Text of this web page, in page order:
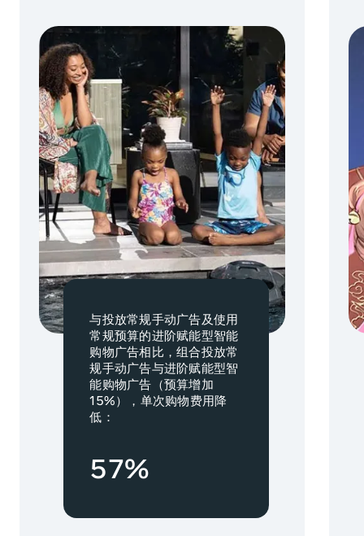
与投放常规手动广告及使用
常规预算的进阶赋能型智能
购物广告相比，组合投放常
规手动广告与进阶赋能型智
能购物广告（预算增加
15%），单次购物费用降
低：
57%